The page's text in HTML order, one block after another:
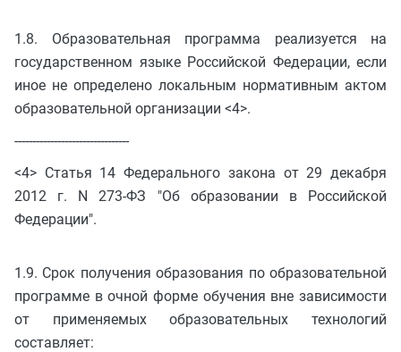
1.8. Образовательная программа реализуется на
государственном языке Российской Федерации, если
иное не определено локальным нормативным актом
образовательной организации <4>.
--------------------------------
<4> Статья 14 Федерального закона от 29 декабря
2012 г. N 273-ФЗ "Об образовании в Российской
Федерации".
1.9. Срок получения образования по образовательной
программе в очной форме обучения вне зависимости
от применяемых образовательных технологий
составляет: